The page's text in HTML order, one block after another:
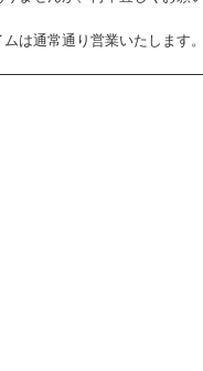
は通常通り営業いたします。